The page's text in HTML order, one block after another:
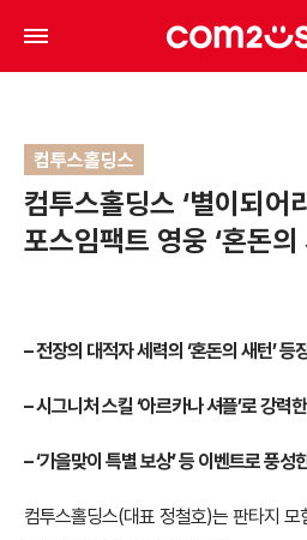
컴투스홀딩스
컴투스홀딩스 ‘별이되어
포스임팩트 영웅 ‘혼돈의
– 전장의 대적자 세력의 ‘혼돈의 새턴’ 등
– 시그니처 스킬 ‘아르카나 셔플’로 강력
– ‘가을맞이 특별 보상’ 등 이벤트로 풍성
컴투스홀딩스(대표 정철호)는 판타지 모